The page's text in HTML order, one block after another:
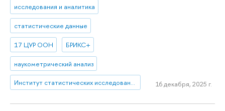
исследования и аналитика
статистические данные
17 ЦУР ООН БРИКС+
наукометрический анализ
Институт статистических исследований и экономики знаний 16 декабря, 2025 г.